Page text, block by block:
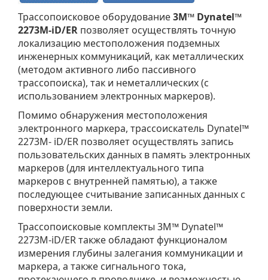
Трассопоисковое оборудование3M™ Dynatel™
2273M-iD/ER позволяет осуществлять точную
локализацию местоположения подземных
инженерных коммуникаций, как металлических
(методом активного либо пассивного
трассопоиска), так и неметаллических (с
использованием электронных маркеров).
Помимо обнаружения местоположения
электронного маркера, трассоискатель Dynatel™
2273M- iD/ER позволяет осуществлять запись
пользовательских данных в память электронных
маркеров (для интеллектуального типа
маркеров с внутренней памятью), а также
последующее считывание записанных данных с
поверхности земли.
Трассопоисковые комплекты 3M™ Dynatel™
2273M-iD/ER также обладают функционалом
измерения глубины залегания коммуникации и
маркера, а также сигнального тока,